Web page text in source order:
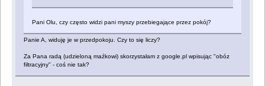
Pani Olu, czy często widzi pani myszy przebiegające przez pokój?
Panie A, widuję je w przedpokoju. Czy to się liczy?
Za Pana radą (udzieloną maźkowi) skorzystałam z google.pl wpisując "obóz
filtracyjny" - coś nie tak?